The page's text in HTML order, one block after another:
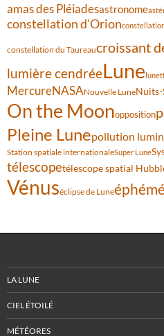
amas des Pléiadesastronome
constellation d'Orion
constellation du Taureaucroissant
lumière cendréeLune
MercureNASANouvelle LuneNuits-
On the Moonopposition
Pleine Lunepollution
Station spatiale internationaleSuper Lune
télescopetélescope spatial
Vénuséclipse de Lune
LA LUNE
CIEL ÉTOILÉ
MÉTÉORES